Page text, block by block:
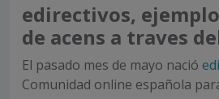
edirectivos,
de acens a traves
El pasado mes de mayo nació
Comunidad online española